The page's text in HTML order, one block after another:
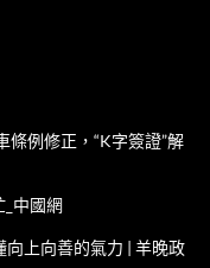
條例修正，“K字簽證”解
_中國網
向上向善的氣力 | 羊晚政